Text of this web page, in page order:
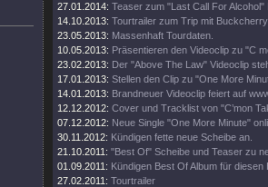
27.01.2014: Teaser zum "Last Call For Alcohol"
14.10.2013: Tourtrailer zum Trip mit
23.05.2013: Massenhaft Tourdaten.
10.05.2013: Präsentieren den Videoclip zu "C
23.02.2013: Der "Above The Law" Videoclip
17.01.2013: Stellen den Clip zu "One More
14.01.2013: Brandneuer Videoclip feiert auf
12.12.2012: Cover und Tracklist von "C’mon
07.12.2012: Neue Single "One More Minute"
30.11.2012: Kündigen fette neue Scheibe an.
21.10.2011: "Best Of" Scheibe und Teaser zu
01.09.2011: Kündigen Best Of Album für diesen
27.02.2011: Tourtrailer